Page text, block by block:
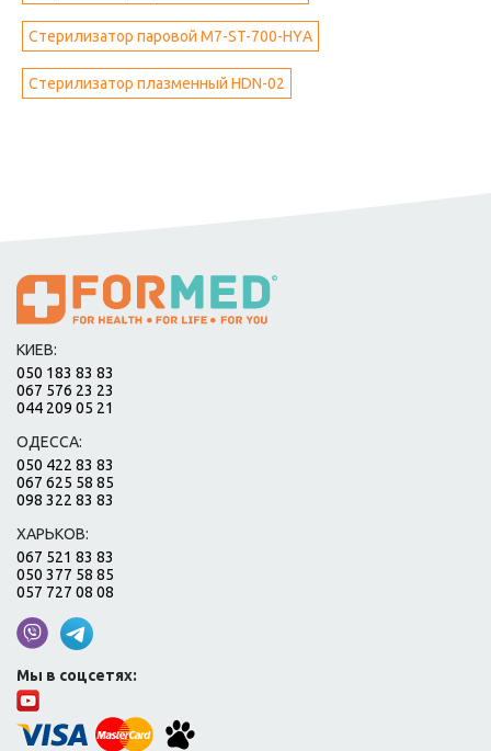
Стерилизатор паровой M7-ST-700-НYА
Стерилизатор плазменный HDN-02
КИЕВ:
050 183 83 83
067 576 23 23
044 209 05 21
ОДЕССА:
050 422 83 83
067 625 58 85
098 322 83 83
ХАРЬКОВ:
067 521 83 83
050 377 58 85
057 727 08 08
Мы в соцсетях: